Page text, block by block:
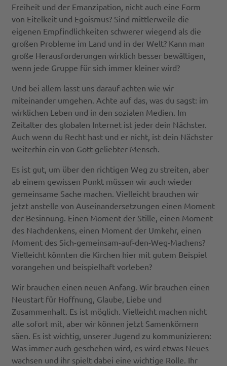
Freiheit und der Emanzipation, nicht auch eine Form
von Eitelkeit und Egoismus? Sind mittlerweile die
eigenen Empfindlichkeiten schwerer wiegend als die
großen Probleme im Land und in der Welt? Kann man
große Herausforderungen wirklich besser bewältigen,
wenn jede Gruppe für sich immer kleiner wird?
Und bei allem lasst uns darauf achten wie wir
miteinander umgehen. Achte auf das, was du sagst: im
wirklichen Leben und in den sozialen Medien. Im
Zeitalter des globalen Internet ist jeder dein Nächster.
Auch wenn du Recht hast und er nicht, ist dein Nächster
weiterhin ein von Gott geliebter Mensch.
Es ist gut, um über den richtigen Weg zu streiten, aber
ab einem gewissen Punkt müssen wir auch wieder
gemeinsame Sache machen. Vielleicht brauchen wir
jetzt anstelle von Auseinandersetzungen einen Moment
der Besinnung. Einen Moment der Stille, einen Moment
des Nachdenkens, einen Moment der Umkehr, einen
Moment des Sich-gemeinsam-auf-den-Weg-Machens?
Vielleicht könnten die Kirchen hier mit gutem Beispiel
vorangehen und beispielhaft vorleben?
Wir brauchen einen neuen Anfang. Wir brauchen einen
Neustart für Hoffnung, Glaube, Liebe und
Zusammenhalt. Es ist möglich. Vielleicht machen nicht
alle sofort mit, aber wir können jetzt Samenkörnern
säen. Es ist wichtig, unserer Jugend zu kommunizieren:
Was immer auch geschehen wird, es wird etwas Neues
wachsen und ihr spielt dabei eine wichtige Rolle. Ihr